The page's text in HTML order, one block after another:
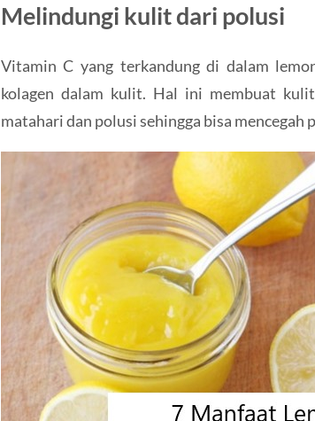
Melindungi kulit dari polusi
Vitamin C yang terkandung di dalam
kolagen dalam kulit. Hal ini membuat
matahari dan polusi sehingga bisa mencegah